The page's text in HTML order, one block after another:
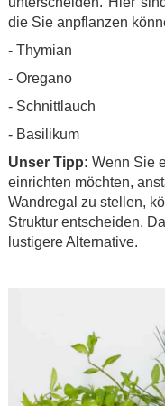
die Sie anpflanzen
- Thymian
- Oregano
- Schnittlauch
- Basilikum
Unser Tipp: Wenn Sie
einrichten möchten,
Wandregal zu stellen,
Struktur entscheiden.
lustigere Alternative.